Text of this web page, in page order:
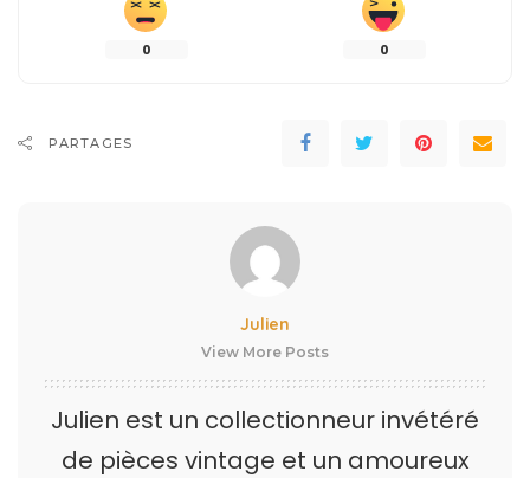
0 0
PARTAGES
Julien
View More Posts
Julien est un collectionneur invétéré
de pièces vintage et un amoureux